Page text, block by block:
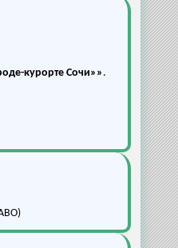
курорте Сочи»» .